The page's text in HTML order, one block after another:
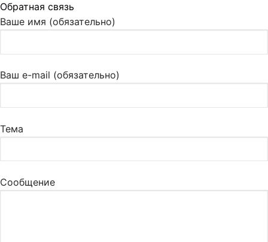
Обратная связь
Ваше имя (обязательно)
Ваш e-mail (обязательно)
Тема
Сообщение